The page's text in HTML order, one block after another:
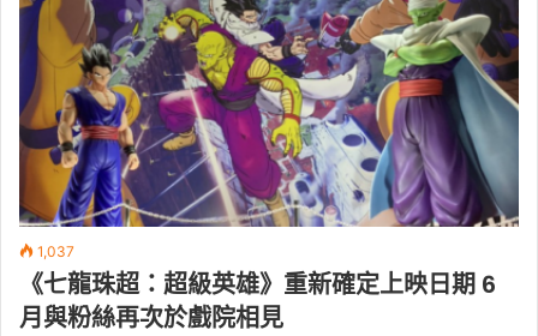
1,037
《七龍珠超：超級英雄》重新確定上映日期 6
月與粉絲再次於戲院相見